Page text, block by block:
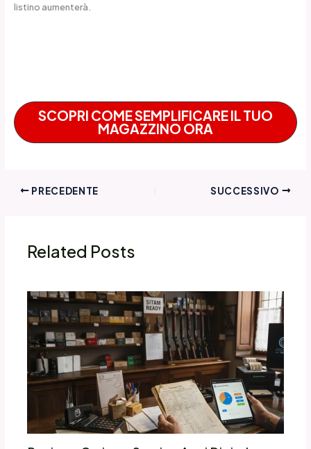
listino aumenterà.
SCOPRI COME SEMPLIFICARE IL TUO
MAGAZZINO ORA
PRECEDENTE SUCCESSIVO
Related Posts